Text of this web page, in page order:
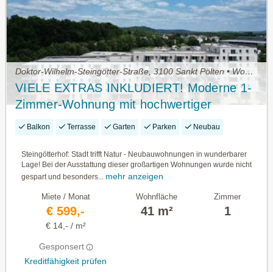
Doktor-Wilhelm-Steingötter-Straße, 3100 Sankt Pölten • Wohnung mieten
VIELE EXTRAS INKLUDIERT! Moderne 1-
Zimmer-Wohnung mit hochwertiger
Ausstattung INKLUSIVE KÜHLUNG -
Balkon Terrasse Garten Parken Neubau
Steingötterhof: Stadt trifft Natur - Neubauwohnungen in wunderbarer
Lage! Bei der Ausstattung dieser großartigen Wohnungen wurde nicht
gespart und besonders... mehr anzeigen
Miete / Monat
€ 599,-
€ 14,- / m²
Gesponsert
Kreditfähigkeit prüfen
Wohnfläche
41 m²
Zimmer
1